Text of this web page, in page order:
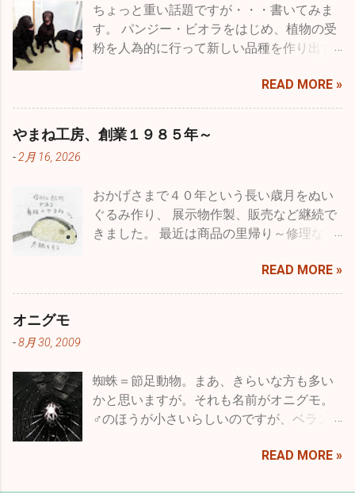
ちょっと重い話題ですが・・・書いてみま
す。 パンジー・ビオラをはじめ、植物の受
粉を人為的に行って新しい品種を作り出す
が、専門用語に育種という言葉がありま
す。 種を育てると書きますが、要は受粉を
した種を播いて結果を品種として固まるま
で受粉・採種・育苗を繰り返すことをいい
たり、つまり利用する人たちにとってより
良くするということで品種改良とも言うわ
けです。 もちろん、収穫量を減らしたり、
しての育種というのはある意味ありえませ
んが、一方で都合良くというだけでなく花
育種と言います。それは、人為的な選択交
配によるもので動物に対しても行われてい
ます。牛や馬などの家畜や、犬、猫、小鳥
など、人が養うというかたちで一緒に過ご
した歴史の長いいきものたちはそのように
READ MORE »
やまね工房、創業１９８５年～
-2月 16, 2026
おかげさまで４０年という長い歳月をぬい
ぐるみ作り、 展示物作製、販売など継続で
きました。 最近は商品の里帰り～修理な
て、 意図した思いが伝わっていたことや、
長く大切に愛されたことを 直接フィードバ
ている材料で クラウドファウンディング返
礼のシマフクロウひなを細々スタッフが製
作中ですが・・・ 昨年の初夏から検
り・・・ しばしの冬眠からは目覚めること
READ MORE »
オニグモ
-8月 30, 2009
蜘蛛＝節足動物。まあ、きらいな方も多い
かと思いますが。それも名前がオニグモ。
♂のほうが小さいらしいのですが、ベラン
大きめです。こいつがなんと夜行性で、昼
READ MORE »